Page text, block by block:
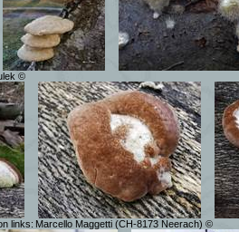
©
links: Marcello Maggetti (CH-8173 Neerach) ©